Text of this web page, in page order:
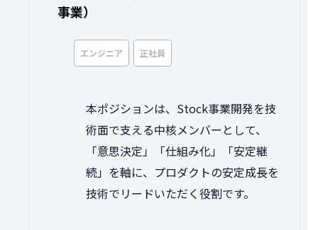
事業）
エンジニア 正社員
本ポジションは、Stock事業開発を技
術面で支える中核メンバーとして、
「意思決定」「仕組み化」「安定継
続」を軸に、プロダクトの安定成長を
技術でリードいただく役割です。